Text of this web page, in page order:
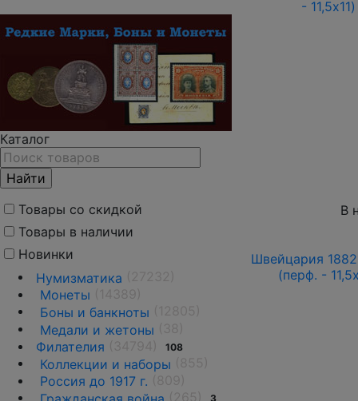
Каталог
Товары со скидкой
Товары в наличии
Новинки
Нумизматика
Монеты
Боны и банкноты
Медали и жетоны
Филателия
108
Коллекции и наборы
Россия до 1917 г.
3
-
В
Швейцария
(перф. -